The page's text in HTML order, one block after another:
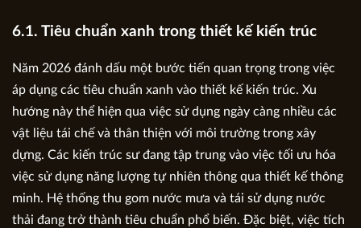
6.1. Tiêu chuẩn xanh trong thiết kế kiến trúc
Năm 2026 đánh dấu một bước tiến quan trọng trong việc
áp dụng các tiêu chuẩn xanh vào thiết kế kiến trúc. Xu
hướng này thể hiện qua việc sử dụng ngày càng nhiều các
vật liệu tái chế và thân thiện với môi trường trong xây
dựng. Các kiến trúc sư đang tập trung vào việc tối ưu hóa
việc sử dụng năng lượng tự nhiên thông qua thiết kế thông
minh. Hệ thống thu gom nước mưa và tái sử dụng nước
thải đang trở thành tiêu chuẩn phổ biến. Đặc biệt, việc tích